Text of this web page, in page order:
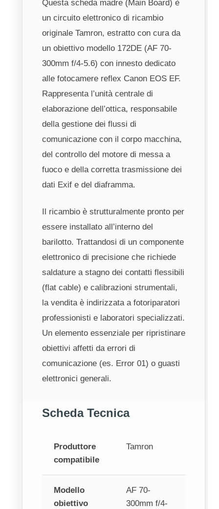
Questa scheda madre (Main Board) è
un circuito elettronico di ricambio
originale Tamron, estratto con cura da
un obiettivo modello 172DE (AF 70-
300mm f/4-5.6) con innesto dedicato
alle fotocamere reflex Canon EOS EF.
Rappresenta l’unità centrale di
elaborazione dell’ottica, responsabile
della gestione dei flussi di
comunicazione con il corpo macchina,
del controllo del motore di messa a
fuoco e della corretta trasmissione dei
dati Exif e del diaframma.
Il ricambio è strutturalmente pronto per
essere installato all’interno del
barilotto. Trattandosi di un componente
elettronico di precisione che richiede
saldature a stagno dei contatti flessibili
(flat cable) e calibrazioni strumentali,
la vendita è indirizzata a fotoriparatori
professionisti e laboratori specializzati.
Un elemento essenziale per ripristinare
obiettivi affetti da errori di
comunicazione (es. Error 01) o guasti
elettronici generali.
Scheda Tecnica
Produttore
compatibile
Tamron
Modello
obiettivo
AF 70-
300mm f/4-